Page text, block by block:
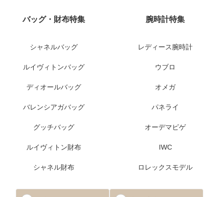
バッグ・財布特集
シャネルバッグ
ルイヴィトンバッグ
ディオールバッグ
バレンシアガバッグ
グッチバッグ
ルイヴィトン財布
シャネル財布
腕時計特集
レディース腕時計
ウブロ
オメガ
パネライ
オーデマピゲ
IWC
ロレックスモデル